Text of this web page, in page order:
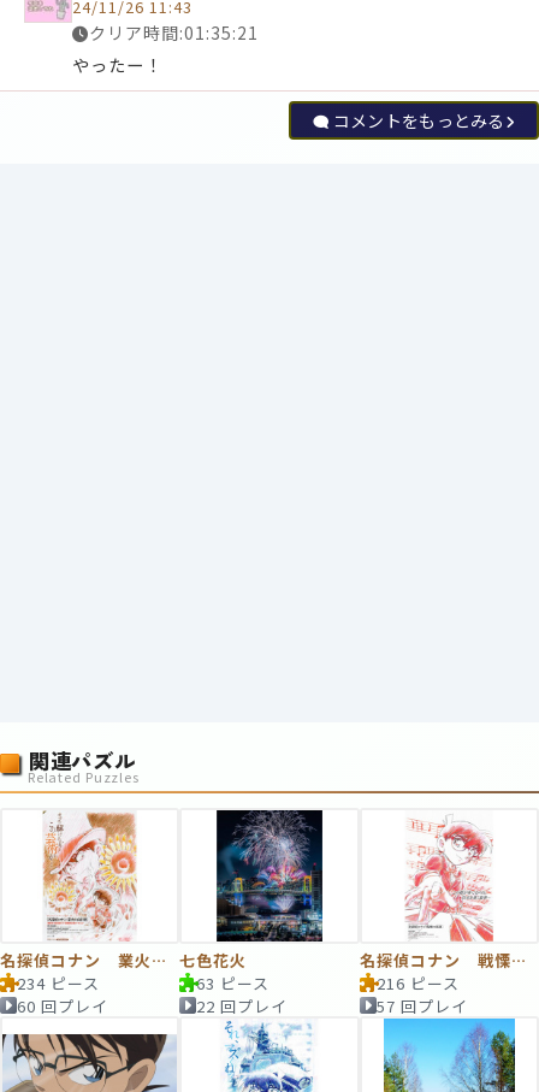
24/11/26 11:43
クリア時間:01:35:21
やったー！
コメントをもっとみる
関連パズル
Related Puzzles
名探偵コナン 業火の向日葵 ポスター
234 ピース
60 回プレイ
七色花火
63 ピース
22 回プレイ
名探偵コナン 戦慄の楽譜 ポスター
216 ピース
57 回プレイ